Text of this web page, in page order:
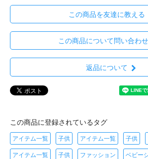
この商品を友達に教える
この商品について問い合わ
返品について
この商品に登録されているタグ
アイテム一覧 子供 アイテム一覧 子供
アイテム一覧 子供 ファッション ベビー